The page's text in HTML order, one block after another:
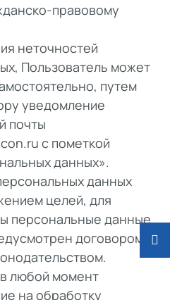
правовому
неточностей
Пользователь может
путем
уведомление
почты
с пометкой
данных».
данных
целей, для
персональные данные,
договором
любой момент
на обработку